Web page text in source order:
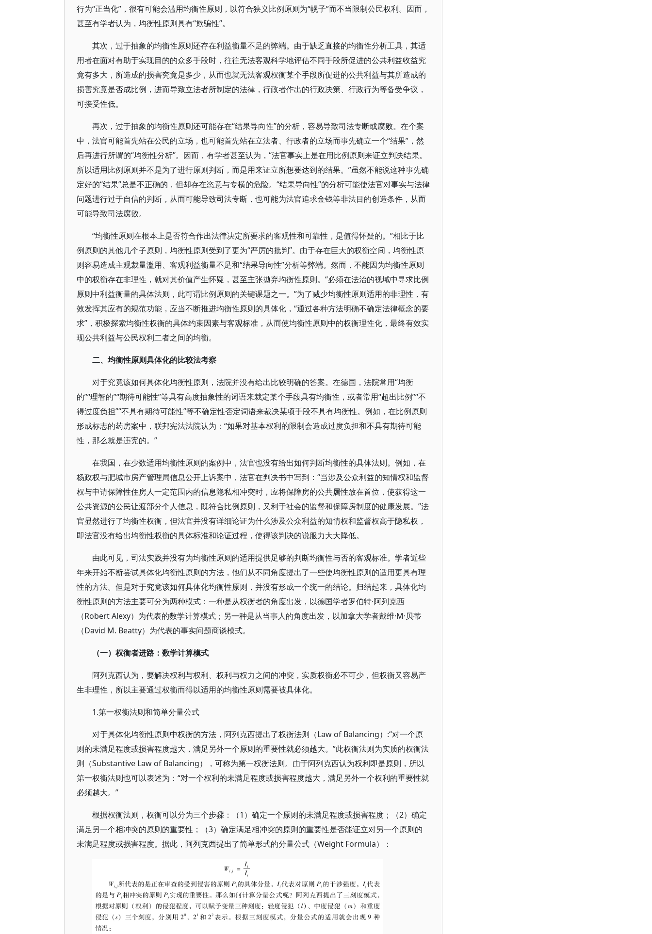
行为“正当化”，很有可能会滥用均衡性原则，以符合狭义比例原则为“幌子”而不当限制公民权利。因而，
甚至有学者认为，均衡性原则具有“欺骗性”。
其次，过于抽象的均衡性原则还存在利益衡量不足的弊端。由于缺乏直接的均衡性分析工具，其适
用者在面对有助于实现目的的众多手段时，往往无法客观科学地评估不同手段所促进的公共利益收益究
竟有多大，所造成的损害究竟是多少，从而也就无法客观权衡某个手段所促进的公共利益与其所造成的
损害究竟是否成比例，进而导致立法者所制定的法律，行政者作出的行政决策、行政行为等备受争议，
可接受性低。
再次，过于抽象的均衡性原则还可能存在“结果导向性”的分析，容易导致司法专断或腐败。在个案
中，法官可能首先站在公民的立场，也可能首先站在立法者、行政者的立场而事先确立一个“结果”，然
后再进行所谓的“均衡性分析”。因而，有学者甚至认为，“法官事实上是在用比例原则来证立判决结果。
所以适用比例原则并不是为了进行原则判断，而是用来证立所想要达到的结果。”虽然不能说这种事先确
定好的“结果”总是不正确的，但却存在恣意与专横的危险。“结果导向性”的分析可能使法官对事实与法律
问题进行过于自信的判断，从而可能导致司法专断，也可能为法官追求金钱等非法目的创造条件，从而
可能导致司法腐败。
“均衡性原则在根本上是否符合作出法律决定所要求的客观性和可靠性，是值得怀疑的。”相比于比
例原则的其他几个子原则，均衡性原则受到了更为“严厉的批判”。由于存在巨大的权衡空间，均衡性原
则容易造成主观裁量滥用、客观利益衡量不足和“结果导向性”分析等弊端。然而，不能因为均衡性原则
中的权衡存在非理性，就对其价值产生怀疑，甚至主张拋弃均衡性原则。“必须在法治的视域中寻求比例
原则中利益衡量的具体法则，此可谓比例原则的关键课题之一。”为了减少均衡性原则适用的非理性，有
效发挥其应有的规范功能，应当不断推进均衡性原则的具体化，“通过各种方法明确不确定法律概念的要
求”，积极探索均衡性权衡的具体约束因素与客观标准，从而使均衡性原则中的权衡理性化，最终有效实
现公共利益与公民权利二者之间的均衡。
二、均衡性原则具体化的比较法考察
对于究竟该如何具体化均衡性原则，法院并没有给出比较明确的答案。在德国，法院常用“均衡
的”“理智的”“期待可能性”等具有高度抽象性的词语来裁定某个手段具有均衡性，或者常用“超出比例”“不
得过度负担”“不具有期待可能性”等不确定性否定词语来裁决某项手段不具有均衡性。例如，在比例原则
形成标志的药房案中，联邦宪法法院认为：“如果对基本权利的限制会造成过度负担和不具有期待可能
性，那么就是违宪的。”
在我国，在少数适用均衡性原则的案例中，法官也没有给出如何判断均衡性的具体法则。例如，在
杨政权与肥城市房产管理局信息公开上诉案中，法官在判决书中写到：“当涉及公众利益的知情权和监督
权与申请保障性住房人一定范围内的信息隐私相冲突时，应将保障房的公共属性放在首位，使获得这一
公共资源的公民让渡部分个人信息，既符合比例原则，又利于社会的监督和保障房制度的健康发展。”法
官显然进行了均衡性权衡，但法官并没有详细论证为什么涉及公众利益的知情权和监督权高于隐私权，
即法官没有给出均衡性权衡的具体标准和论证过程，使得该判决的说服力大大降低。
由此可见，司法实践并没有为均衡性原则的适用提供足够的判断均衡性与否的客观标准。学者近些
年来开始不断尝试具体化均衡性原则的方法，他们从不同角度提出了一些使均衡性原则的适用更具有理
性的方法。但是对于究竟该如何具体化均衡性原则，并没有形成一个统一的结论。归结起来，具体化均
衡性原则的方法主要可分为两种模式：一种是从权衡者的角度出发，以德国学者罗伯特·阿列克西
（Robert Alexy）为代表的数学计算模式；另一种是从当事人的角度出发，以加拿大学者戴维·M·贝蒂
（David M. Beatty）为代表的事实问题商谈模式。
（一）权衡者进路：数学计算模式
阿列克西认为，要解决权利与权利、权利与权力之间的冲突，实质权衡必不可少，但权衡又容易产
生非理性，所以主要通过权衡而得以适用的均衡性原则需要被具体化。
1.第一权衡法则和简单分量公式
对于具体化均衡性原则中权衡的方法，阿列克西提出了权衡法则（Law of Balancing）:“对一个原
则的未满足程度或损害程度越大，满足另外一个原则的重要性就必须越大。”此权衡法则为实质的权衡法
则（Substantive Law of Balancing），可称为第一权衡法则。由于阿列克西认为权利即是原则，所以
第一权衡法则也可以表述为：“对一个权利的未满足程度或损害程度越大，满足另外一个权利的重要性就
必须越大。”
根据权衡法则，权衡可以分为三个步骤：（1）确定一个原则的未满足程度或损害程度；（2）确定
满足另一个相冲突的原则的重要性；（3）确定满足相冲突的原则的重要性是否能证立对另一个原则的
未满足程度或损害程度。据此，阿列克西提出了简单形式的分量公式（Weight Formula）：